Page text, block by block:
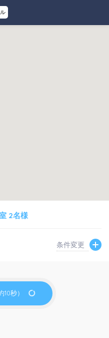
2名様
条件変更
秒）